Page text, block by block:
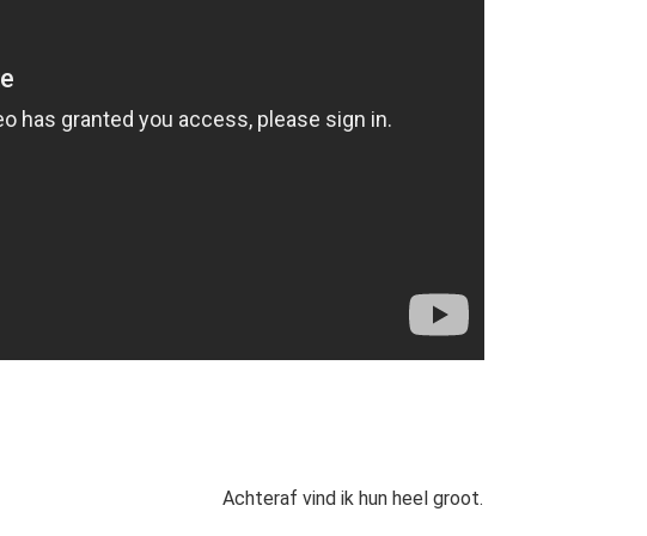
Achteraf vind ik hun heel groot.